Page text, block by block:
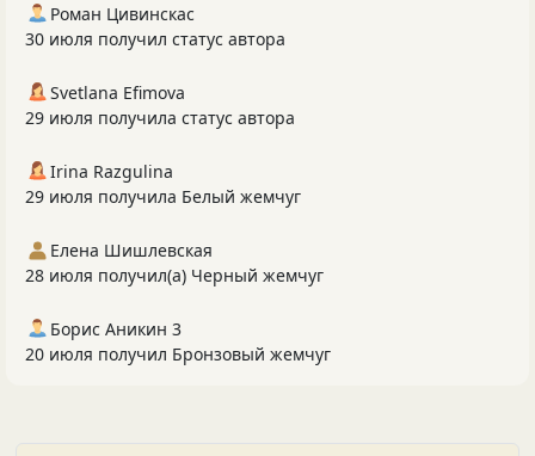
Роман Цивинскас
30 июля получил статус автора
Svetlana Efimova
29 июля получила статус автора
Irina Razgulina
29 июля получила Белый жемчуг
Елена Шишлевская
28 июля получил(а) Черный жемчуг
Борис Аникин 3
20 июля получил Бронзовый жемчуг